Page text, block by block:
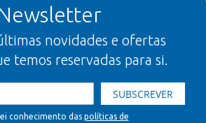
novidades e ofertas
temos reservadas para si.
SUBSCREVER
conhecimento das políticas de